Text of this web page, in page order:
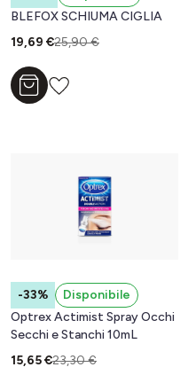
BLEFOX SCHIUMA CIGLIA
19,69 €25,90 €
Aggiungi al carrello
-33%
Disponibile
Optrex Actimist Spray Occhi
Secchi e Stanchi 10mL
15,65 €23,30 €